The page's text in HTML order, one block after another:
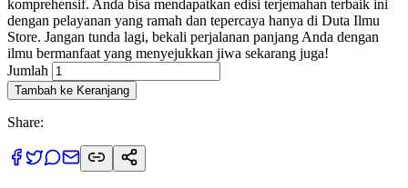
komprehensif. Anda bisa mendapatkan edisi terjemahan terbaik ini
dengan pelayanan yang ramah dan tepercaya hanya di Duta Ilmu
Store. Jangan tunda lagi, bekali perjalanan panjang Anda dengan
ilmu bermanfaat yang menyejukkan jiwa sekarang juga!
Jumlah
Tambah ke Keranjang
Share: